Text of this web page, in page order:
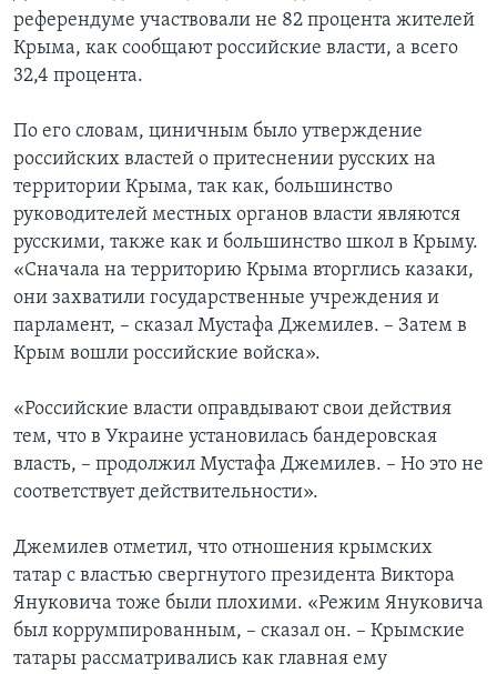
референдуме участвовали не 82 процента жителей
Крыма, как сообщают российские власти, а всего
32,4 процента.
По его словам, циничным было утверждение
российских властей о притеснении русских на
территории Крыма, так как, большинство
руководителей местных органов власти являются
русскими, также как и большинство школ в Крыму.
«Сначала на территорию Крыма вторглись казаки,
они захватили государственные учреждения и
парламент, – сказал Мустафа Джемилев. – Затем в
Крым вошли российские войска».
«Российские власти оправдывают свои действия
тем, что в Украине установилась бандеровская
власть, – продолжил Мустафа Джемилев. – Но это не
соответствует действительности».
Джемилев отметил, что отношения крымских
татар с властью свергнутого президента Виктора
Януковича тоже были плохими. «Режим Януковича
был коррумпированным, – сказал он. – Крымские
татары рассматривались как главная ему